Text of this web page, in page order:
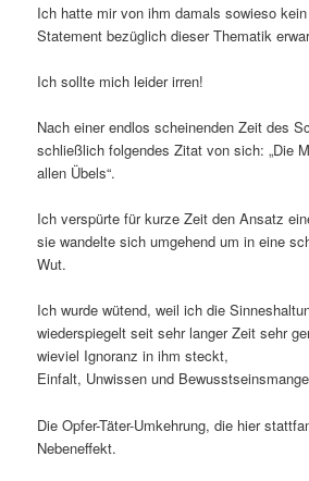
Ich hatte mir von ihm damals sowieso
Statement bezüglich dieser Thematik
Ich sollte mich leider irren!
Nach einer endlos scheinenden Zeit des
schließlich folgendes Zitat von sich: „Die
allen Übels“.
Ich verspürte für kurze Zeit den Ansatz
sie wandelte sich umgehend um in eine
Wut.
Ich wurde wütend, weil ich die
wiederspiegelt seit sehr langer Zeit sehr
wieviel Ignoranz in ihm steckt,
Einfalt, Unwissen und
Die Opfer-Täter-Umkehrung, die hier
Nebeneffekt.